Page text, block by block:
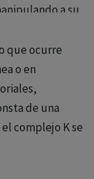
amor de sua su
de
abierta por
que ocurre
o en
de una
complejo K se